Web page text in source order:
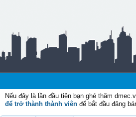
Nếu đây là lần đầu tiên bạn ghé thăm
để trở thành thành viên để bắt đầu đăng